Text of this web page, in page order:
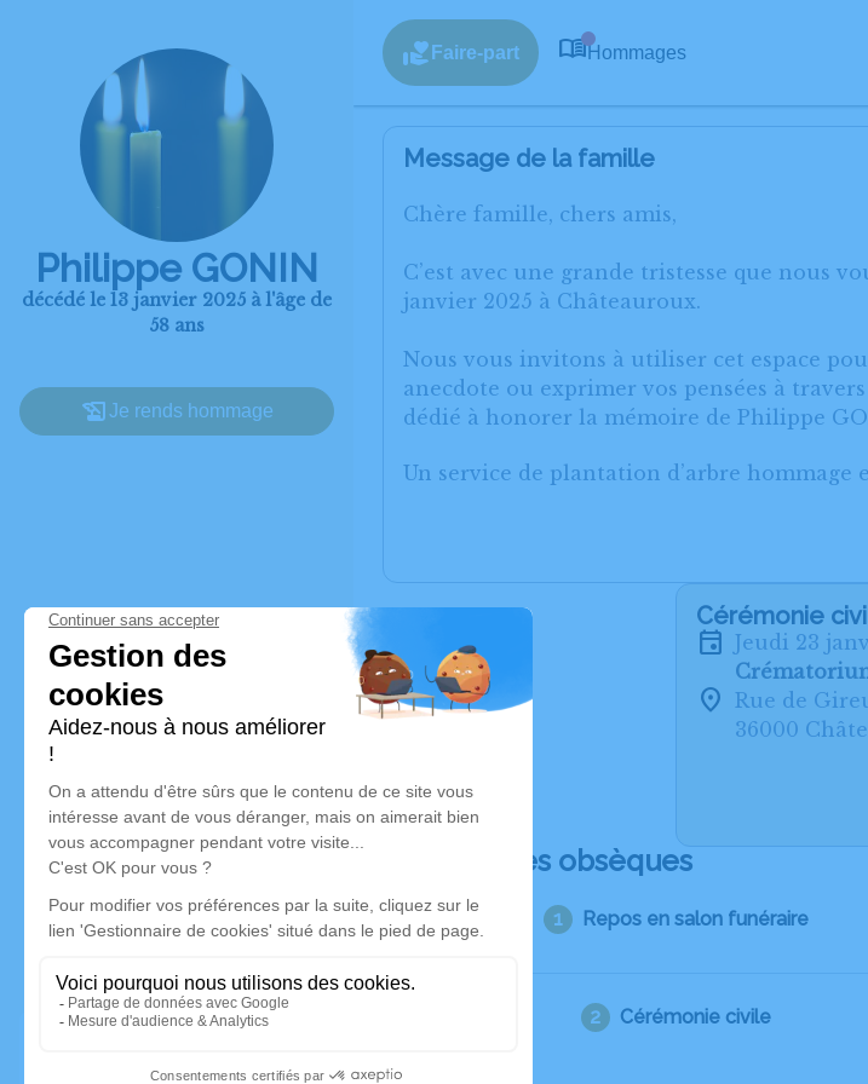
Philippe GONIN
décédé le 13 janvier 2025 à l'âge de
58 ans
Je rends hommage
Faire-part Hommages
Message de la famille
Chère famille, chers amis,
C’est avec une grande tristesse que nous
janvier 2025 à Châteauroux.
Nous vous invitons à utiliser cet espace
anecdote ou exprimer vos pensées à
dédié à honorer la mémoire de Philippe
Un service de plantation d’arbre hommage
Cérémonie
jeudi 23
Rue de
36000
Déroulé des obsèques
Repos en salon funéraire
Cérémonie civile